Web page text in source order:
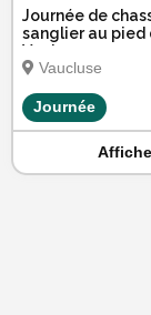
Journée de
sanglier au pied
Ventoux
Vaucluse
Journée